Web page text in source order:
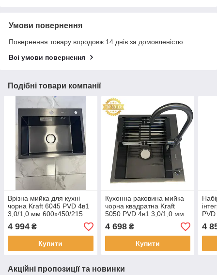
Умови повернення
Повернення товару впродовж 14 днів за домовленістю
Всі умови повернення
Подібні товари компанії
Врізна мийка для кухні
чорна Kraft 6045 PVD 4в1
3,0/1,0 мм 600х450/215
мм Black, мийка в кухню
4 994 ₴
Купити
Кухонна раковина мийка
чорна квадратна Kraft
5050 PVD 4в1 3,0/1,0 мм
500х500/215 мм Black зі
змішувачем
4 698₴
Купити
4
Акційні пропозиції та новинки